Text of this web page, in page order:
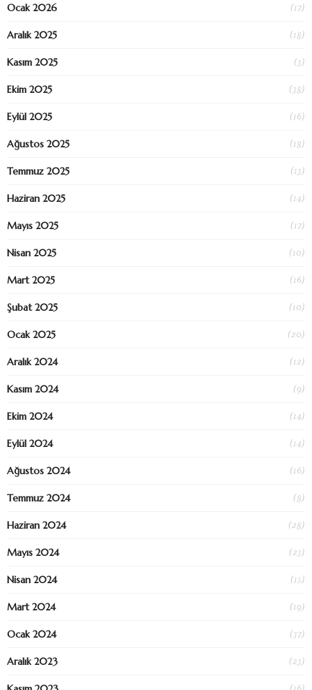
Ocak 2026 (17)
Aralık 2025 (18)
Kasım 2025 (3)
Ekim 2025 (38)
Eylül 2025 (16)
Ağustos 2025 (18)
Temmuz 2025 (13)
Haziran 2025 (14)
Mayıs 2025 (17)
Nisan 2025 (10)
Mart 2025 (16)
Şubat 2025 (10)
Ocak 2025 (20)
Aralık 2024 (12)
Kasım 2024 (9)
Ekim 2024 (14)
Eylül 2024 (14)
Ağustos 2024 (16)
Temmuz 2024 (8)
Haziran 2024 (28)
Mayıs 2024 (23)
Nisan 2024 (15)
Mart 2024 (19)
Ocak 2024 (37)
Aralık 2023 (23)